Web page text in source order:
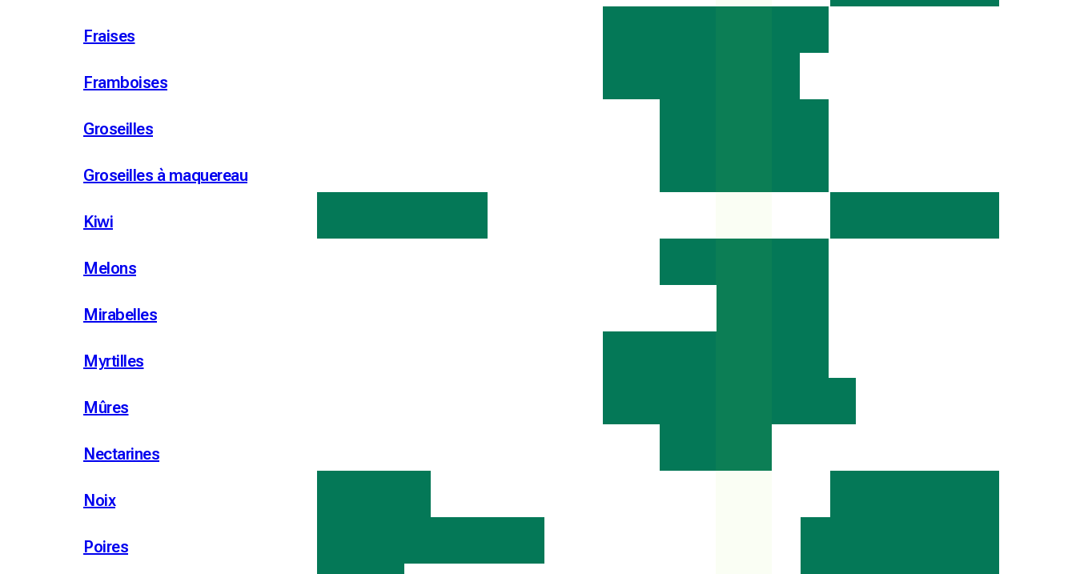
Fraises
Framboises
Groseilles
Groseilles à maquereau
Kiwi
Melons
Mirabelles
Myrtilles
Mûres
Nectarines
Noix
Poires